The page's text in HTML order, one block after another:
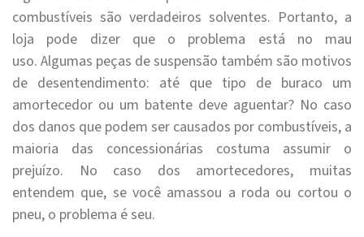
combustíveis são verdadeiros solventes. Portanto, a
loja pode dizer que o problema está no mau
uso. Algumas peças de suspensão também são motivos
de desentendimento: até que tipo de buraco um
amortecedor ou um batente deve aguentar? No caso
dos danos que podem ser causados por combustíveis, a
maioria das concessionárias costuma assumir o
prejuízo. No caso dos amortecedores, muitas
entendem que, se você amassou a roda ou cortou o
pneu, o problema é seu.